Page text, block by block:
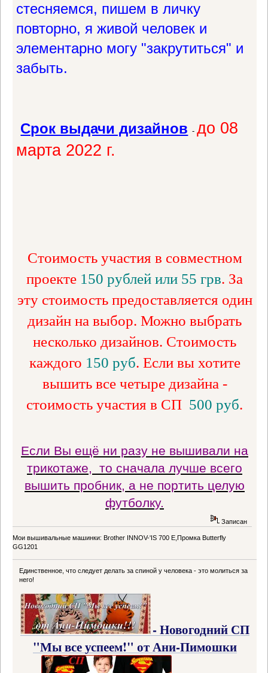
стесняемся, пишем в личку
повторно, я живой человек и
элементарно могу "закрутиться" и
забыть.
Срок выдачи дизайнов -до 08
марта 2022 г.
Стоимость участия в совместном
проекте 150 рублей или 55 грв. За
эту стоимость предоставляется один
дизайн на выбор. Можно выбрать
несколько дизайнов. Стоимость
каждого 150 руб. Если вы хотите
вышить все четыре дизайна -
стоимость участия в СП 500 руб.
Если Вы ещё ни разу не вышивали на
трикотаже, то сначала лучше всего
вышить пробник, а не портить целую
футболку.
Записан
Мои вышивальные машинки: Brother INNOV-'IS 700 Е,Промка Butterfly
GG1201
Единственное, что следует делать за спиной у человека - это молиться за
него!
- Новогодний СП
"Мы все успеем!" от Ани-Пимошки